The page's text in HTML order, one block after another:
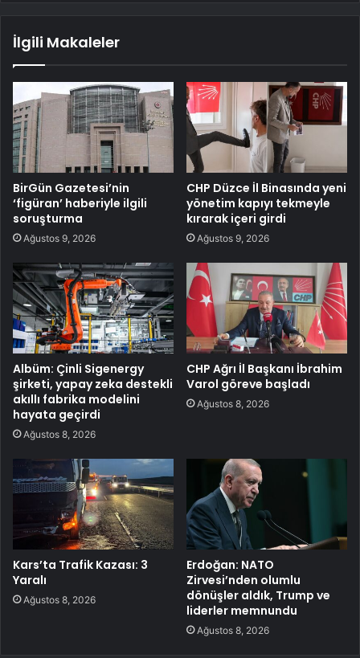
İlgili Makaleler
BirGün Gazetesi’nin
‘figüran’ haberiyle ilgili
soruşturma
Ağustos 9, 2026
CHP Düzce İl Binasında yeni
yönetim kapıyı tekmeyle
kırarak içeri girdi
Ağustos 9, 2026
Albüm: Çinli Sigenergy
şirketi, yapay zeka destekli
akıllı fabrika modelini
hayata geçirdi
Ağustos 8, 2026
CHP Ağrı İl Başkanı İbrahim
Varol göreve başladı
Ağustos 8, 2026
Kars’ta Trafik Kazası: 3
Yaralı
Ağustos 8, 2026
Erdoğan: NATO
Zirvesi’nden olumlu
dönüşler aldık, Trump ve
liderler memnundu
Ağustos 8, 2026